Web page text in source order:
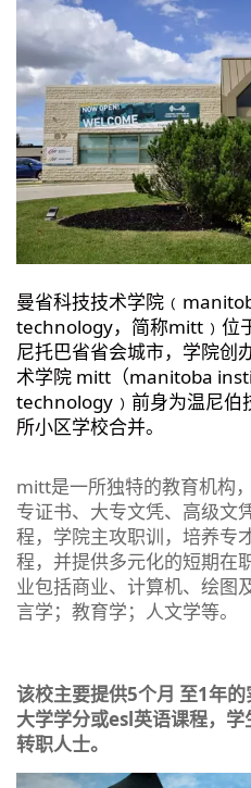
曼省科技技术学院
technology，简称mitt﹚位
尼托巴省省会城市，学院创
术学院 mitt（manitoba
technology﹚前⾝为温尼
所小区学校合并。
mitt是一所独特的教育机构
专证书、大专文凭、高级文
程，学院主攻职训，培养专
程，并提供多元化的短期在
业包括商业、计算机、绘图
⾔学；教育学；⼈文学等。
该校主要提供5个⽉ ⾄1年
⼤学学分或esl英语课程，
转职⼈⼠。